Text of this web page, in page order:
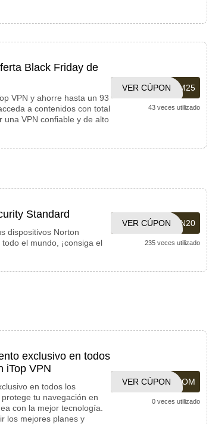
Black Friday de
VPN y ahorre hasta un 93
a contenidos con total
una VPN confiable y de alto
1001CUPOM25
VER CÚPON
43 veces utilizado
Standard
dispositivos Norton
el mundo, ¡consiga el
BRNORTON20
VER CÚPON
235 veces utilizado
exclusivo en todos
iTop VPN
en todos los
tu navegación en
con la mejor tecnología.
los mejores planes y
1001CUPOM
VER CÚPON
0 veces utilizado